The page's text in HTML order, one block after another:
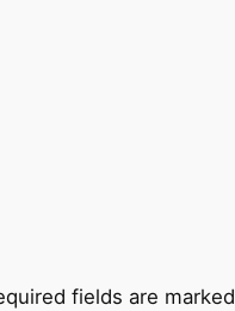
fields are marked